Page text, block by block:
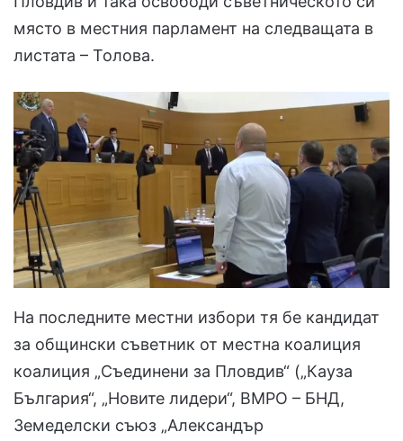
място в местния парламент на следващата в
листата – Толова.
На последните местни избори тя бе кандидат
за общински съветник от местна коалиция
коалиция „Съединени за Пловдив“ („Кауза
България“, „Новите лидери“, ВМРО – БНД,
Земеделски съюз „Александър